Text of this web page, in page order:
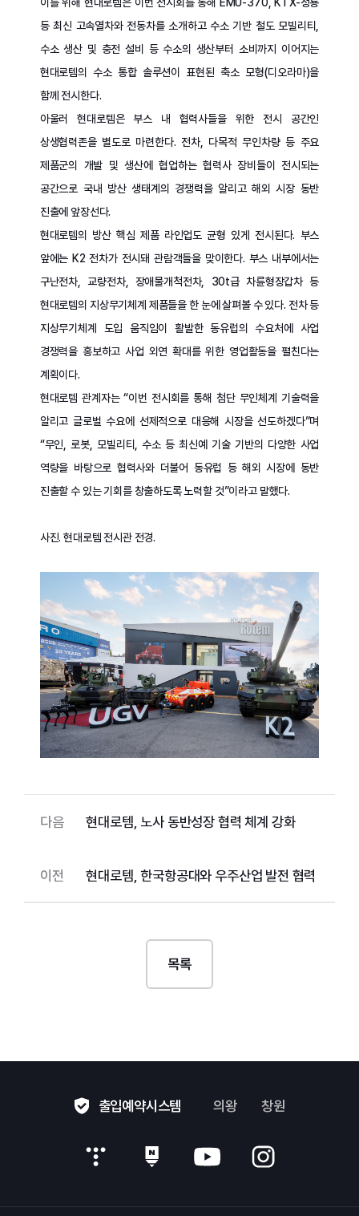
등 최신 고속열차와 전동차를 소개하고 수소 기반 철도 모빌리티,
수소 생산 및 충전 설비 등 수소의 생산부터 소비까지 이어지는
현대로템의 수소 통합 솔루션이 표현된 축소 모형(디오라마)을
함께 전시한다.
아울러 현대로템은 부스 내 협력사들을 위한 전시 공간인
상생협력존을 별도로 마련한다. 전차, 다목적 무인차량 등 주요
제품군의 개발 및 생산에 협업하는 협력사 장비들이 전시되는
공간으로 국내 방산 생태계의 경쟁력을 알리고 해외 시장 동반
진출에 앞장선다.
현대로템의 방산 핵심 제품 라인업도 균형 있게 전시된다. 부스
앞에는 K2 전차가 전시돼 관람객들을 맞이한다. 부스 내부에서는
구난전차, 교량전차, 장애물개척전차, 30t급 차륜형장갑차 등
현대로템의 지상무기체계 제품들을 한 눈에 살펴볼 수 있다. 전차 등
지상무기체계 도입 움직임이 활발한 동유럽의 수요처에 사업
경쟁력을 홍보하고 사업 외연 확대를 위한 영업활동을 펼친다는
계획이다.
현대로템 관계자는 “이번 전시회를 통해 첨단 무인체계 기술력을
알리고 글로벌 수요에 선제적으로 대응해 시장을 선도하겠다”며
“무인, 로봇, 모빌리티, 수소 등 최신예 기술 기반의 다양한 사업
역량을 바탕으로 협력사와 더불어 동유럽 등 해외 시장에 동반
진출할 수 있는 기회를 창출하도록 노력할 것”이라고 말했다.
사진. 현대로템 전시관 전경.
다음 현대로템, 노사 동반성장 협력 체계 강화
이전 현대로템, 한국항공대와 우주산업 발전 협력
목록
출입예약시스템 의왕 창원